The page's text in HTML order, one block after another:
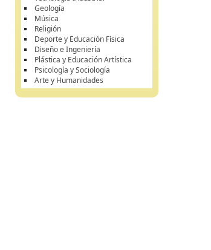
Geología
Música
Religión
Deporte y Educación Física
Diseño e Ingeniería
Plástica y Educación Artística
Psicología y Sociología
Arte y Humanidades